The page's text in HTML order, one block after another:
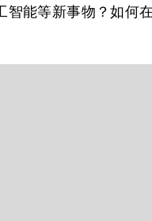
智能等新事物？如何